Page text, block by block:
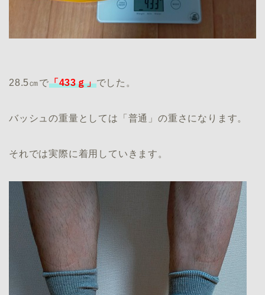
28.5㎝で「433ｇ」でした。
バッシュの重量としては「普通」の重さになります。
それでは実際に着用していきます。